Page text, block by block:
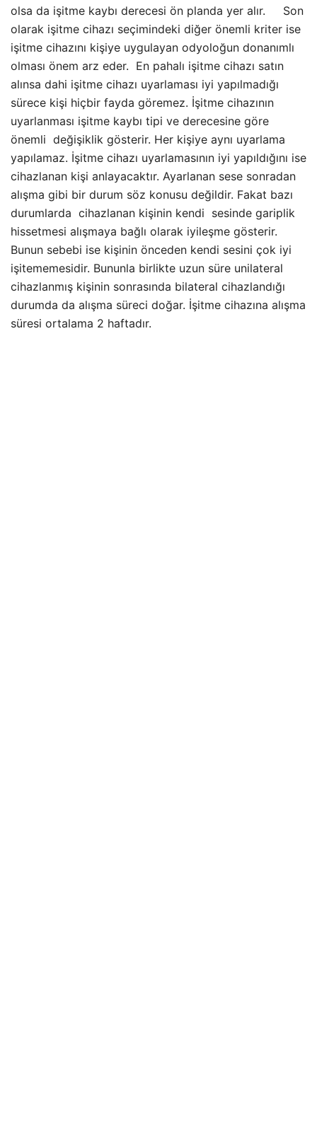
olsa da işitme kaybı derecesi ön planda yer alır. Son
olarak işitme cihazı seçimindeki diğer önemli kriter ise
işitme cihazını kişiye uygulayan odyoloğun donanımlı
olması önem arz eder. En pahalı işitme cihazı satın
alınsa dahi işitme cihazı uyarlaması iyi yapılmadığı
sürece kişi hiçbir fayda göremez. İşitme cihazının
uyarlanması işitme kaybı tipi ve derecesine göre
önemli değişiklik gösterir. Her kişiye aynı uyarlama
yapılamaz. İşitme cihazı uyarlamasının iyi yapıldığını ise
cihazlanan kişi anlayacaktır. Ayarlanan sese sonradan
alışma gibi bir durum söz konusu değildir. Fakat bazı
durumlarda cihazlanan kişinin kendi sesinde gariplik
hissetmesi alışmaya bağlı olarak iyileşme gösterir.
Bunun sebebi ise kişinin önceden kendi sesini çok iyi
işitememesidir. Bununla birlikte uzun süre unilateral
cihazlanmış kişinin sonrasında bilateral cihazlandığı
durumda da alışma süreci doğar. İşitme cihazına alışma
süresi ortalama 2 haftadır.